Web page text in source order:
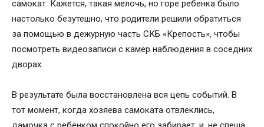
самокат. Кажется, такая мелочь, но горе ребенка было
настолько безутешно, что родители решили обратиться
за помощью в дежурную часть СКБ «Крепость», чтобы
посмотреть видеозаписи с камер наблюдения в соседних
дворах.
В результате была восстановлена вся цепь событий. В
тот момент, когда хозяева самоката отвлеклись,